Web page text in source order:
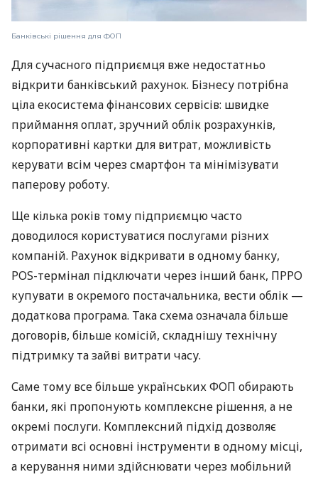
Банківські рішення для ФОП
Для сучасного підприємця вже недостатньо
відкрити банківський рахунок. Бізнесу потрібна
ціла екосистема фінансових сервісів: швидке
приймання оплат, зручний облік розрахунків,
корпоративні картки для витрат, можливість
керувати всім через смартфон та мінімізувати
паперову роботу.
Ще кілька років тому підприємцю часто
доводилося користуватися послугами різних
компаній. Рахунок відкривати в одному банку,
POS-термінал підключати через інший банк, ПРРО
купувати в окремого постачальника, вести облік —
додаткова програма. Така схема означала більше
договорів, більше комісій, складнішу технічну
підтримку та зайві витрати часу.
Саме тому все більше українських ФОП обирають
банки, які пропонують комплексне рішення, а не
окремі послуги. Комплексний підхід дозволяє
отримати всі основні інструменти в одному місці,
а керування ними здійснювати через мобільний